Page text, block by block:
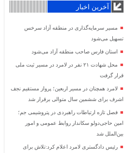
آخرین اخبار
مسیر سرمایه‌گذاری در منطقه آزاد سرخس
تسهیل می‌شود
استان فارس صاحب منطقه آزاد می‌شود
محل شهادت ۲۱ نفر در لامرد در مسیر ثبت ملی
قرار گرفت
لامرد همچنان در مسیر اربعین؛ پرواز مستقیم نجف
اشرف برای ششمین سال متوالی برقرار شد
فصل تازه ارتباطات راهبردی در پتروشیمی جم؛
امین حاجی‌دولو سکاندار روابط عمومی و امور
بین‌الملل شد
رئیس دادگستری لامرد اعلام کرد:تلاش برای